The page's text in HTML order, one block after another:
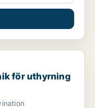
i Malmö Centrum
för uthyrning